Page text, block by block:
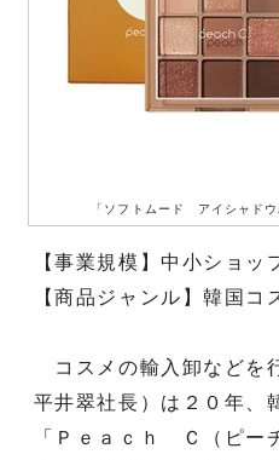
「ソフトムード アイシャド
【事業規模】中小ショッ
【商品ジャンル】韓国コ
コスメの輸入卸などを
平井翠社長）は２０年、
「Ｐｅａｃｈ Ｃ（ピー